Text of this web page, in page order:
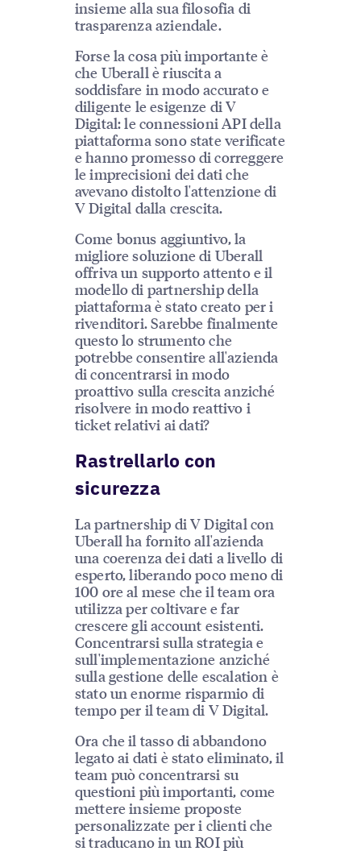
insieme alla sua filosofia di
trasparenza aziendale.
Forse la cosa più importante è
che Uberall è riuscita a
soddisfare in modo accurato e
diligente le esigenze di V
Digital: le connessioni API della
piattaforma sono state verificate
e hanno promesso di correggere
le imprecisioni dei dati che
avevano distolto l'attenzione di
V Digital dalla crescita.
Come bonus aggiuntivo, la
migliore soluzione di Uberall
offriva un supporto attento e il
modello di partnership della
piattaforma è stato creato per i
rivenditori. Sarebbe finalmente
questo lo strumento che
potrebbe consentire all'azienda
di concentrarsi in modo
proattivo sulla crescita anziché
risolvere in modo reattivo i
ticket relativi ai dati?
Rastrellarlo con
sicurezza
La partnership di V Digital con
Uberall ha fornito all'azienda
una coerenza dei dati a livello di
esperto, liberando poco meno di
100 ore al mese che il team ora
utilizza per coltivare e far
crescere gli account esistenti.
Concentrarsi sulla strategia e
sull'implementazione anziché
sulla gestione delle escalation è
stato un enorme risparmio di
tempo per il team di V Digital.
Ora che il tasso di abbandono
legato ai dati è stato eliminato, il
team può concentrarsi su
questioni più importanti, come
mettere insieme proposte
personalizzate per i clienti che
si traducano in un ROI più